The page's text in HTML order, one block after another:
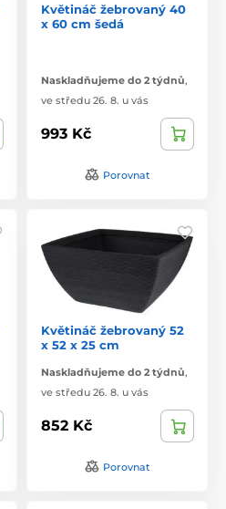
Květináč žebrovaný 40
x 60 cm šedá
Naskladňujeme do 2 týdnů,
ve středu 26. 8. u vás
993 Kč
Porovnat
Květináč žebrovaný 52
x 52 x 25 cm
Naskladňujeme do 2 týdnů,
ve středu 26. 8. u vás
852 Kč
Porovnat